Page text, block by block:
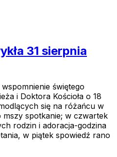
31 sierpnia
świętego
i Doktora Kościoła o 18
się na różańcu w
mszy spotkanie; w czwartek
rodzin i adoracja-godzina
w piątek spowiedź rano